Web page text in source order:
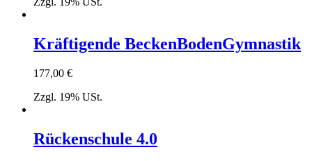
Kräftigende BeckenBodenGymnastik
177,00 €
Zzgl. 19% USt.
Rückenschule 4.0